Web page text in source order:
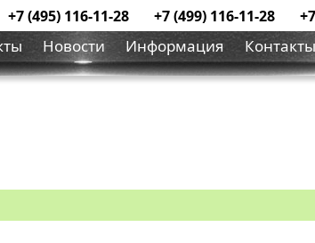
+7 (495) 116-11-28 +7 (499) 116-11-28
Новости Информация Контакты